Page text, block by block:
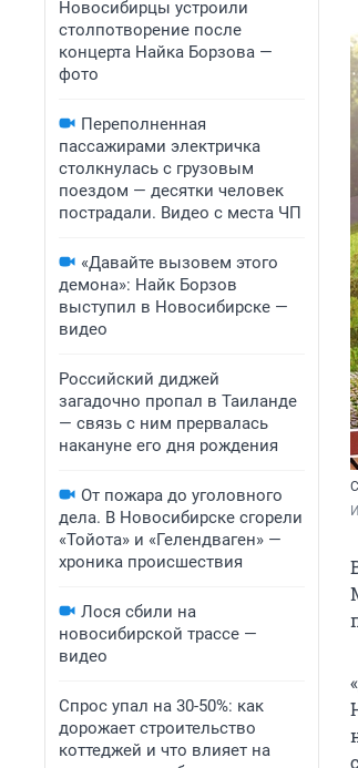
Новосибирцы устроили
столпотворение после
концерта Найка Борзова —
фото
Переполненная
пассажирами электричка
столкнулась с грузовым
поездом — десятки человек
пострадали. Видео с места ЧП
«Давайте вызовем этого
демона»: Найк Борзов
выступил в Новосибирске —
видео
Российский диджей
загадочно пропал в Таиланде
— связь с ним прервалась
накануне его дня рождения
От пожара до уголовного
дела. В Новосибирске сгорели
«Тойота» и «Гелендваген» —
хроника происшествия
Лося сбили на
новосибирской трассе —
видео
Спрос упал на 30-50%: как
дорожает строительство
коттеджей и что влияет на